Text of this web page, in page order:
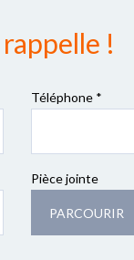
!
Téléphone *
Pièce jointe
PARCOURIR